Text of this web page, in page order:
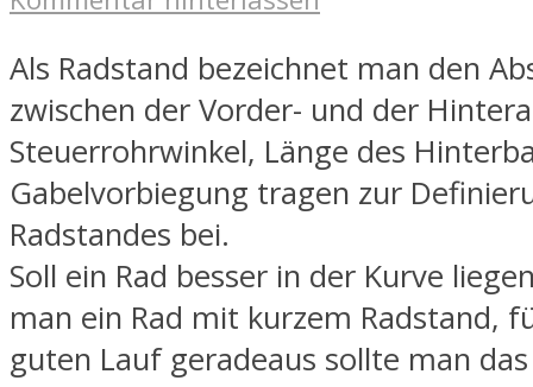
Als Radstand bezeichnet man den
zwischen der Vorder- und der
Steuerrohrwinkel, Länge des
Gabelvorbiegung tragen zur
Radstandes bei.
Soll ein Rad besser in der Kurve
man ein Rad mit kurzem Radstand,
guten Lauf geradeaus sollte man